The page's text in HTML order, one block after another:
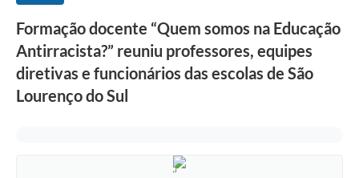
Formação docente “Quem somos na Educação
Antirracista?” reuniu professores, equipes
diretivas e funcionários das escolas de São
Lourenço do Sul